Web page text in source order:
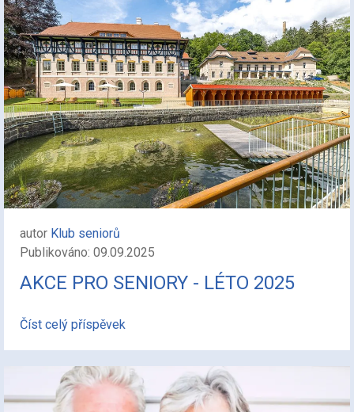
autor Klub seniorů
Publikováno: 09.09.2025
AKCE PRO SENIORY - LÉTO 2025
Číst celý příspěvek